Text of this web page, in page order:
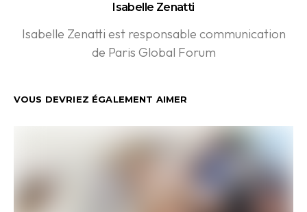
Isabelle Zenatti
Isabelle Zenatti est responsable communication
de Paris Global Forum
VOUS DEVRIEZ ÉGALEMENT AIMER